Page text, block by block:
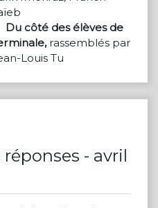
Du côté des élèves de
rassemblés par
Louis Tu
- avril